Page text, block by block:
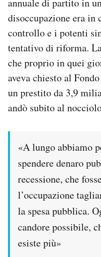
annuale di partito in
disoccupazione era
controllo e i potenti
tentativo di riforma.
che proprio in quei
aveva chiesto al
un prestito da 3,9
andò subito al
«A lungo abbiamo
spendere denaro
recessione, che
l’occupazione
la spesa pubblica.
candore possibile,
esiste più»